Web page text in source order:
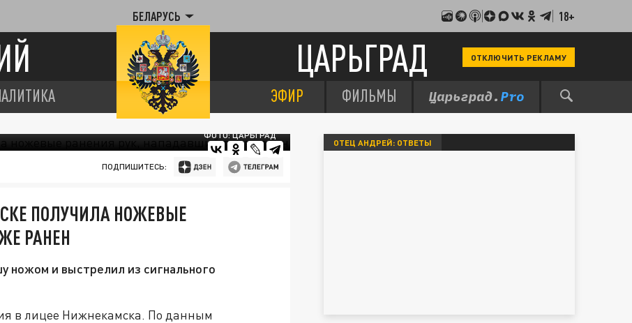
БЕЛАРУСЬ 18+
ЦАРЬГРАД ОТКЛЮЧИТЬ РЕКЛАМУ
ЭФИР ФИЛЬМЫ
ФОТО: ЦАРЬГРАД
ПОДПИШИТЕСЬ:
ПОЛУЧИЛА НОЖЕВЫЕ
РАНЕН
ножом и выстрелил из сигнального
в лицее Нижнекамска. По данным
ОТЕЦ АНДРЕЙ: ОТВЕТЫ